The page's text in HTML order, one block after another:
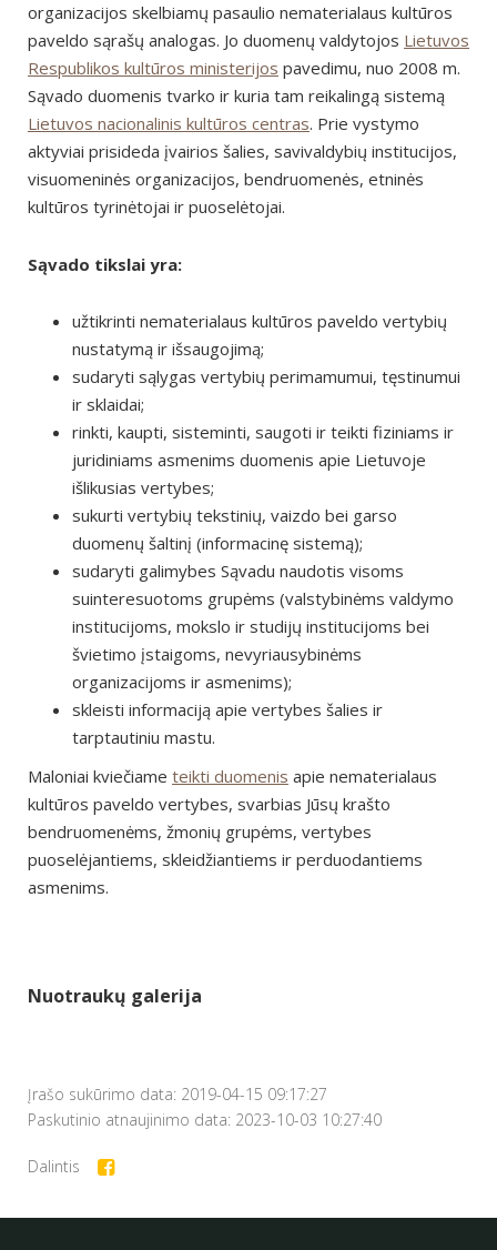
organizacijos skelbiamų pasaulio nematerialaus kultūros
paveldo sąrašų analogas. Jo duomenų valdytojos Lietuvos
Respublikos kultūros ministerijos pavedimu, nuo 2008 m.
Sąvado duomenis tvarko ir kuria tam reikalingą sistemą
Lietuvos nacionalinis kultūros centras. Prie vystymo
aktyviai prisideda įvairios šalies, savivaldybių institucijos,
visuomeninės organizacijos, bendruomenės, etninės
kultūros tyrinėtojai ir puoselėtojai.
Sąvado tikslai yra:
užtikrinti nematerialaus kultūros paveldo vertybių
nustatymą ir išsaugojimą;
sudaryti sąlygas vertybių perimamumui, tęstinumui
ir sklaidai;
rinkti, kaupti, sisteminti, saugoti ir teikti fiziniams ir
juridiniams asmenims duomenis apie Lietuvoje
išlikusias vertybes;
sukurti vertybių tekstinių, vaizdo bei garso
duomenų šaltinį (informacinę sistemą);
sudaryti galimybes Sąvadu naudotis visoms
suinteresuotoms grupėms (valstybinėms valdymo
institucijoms, mokslo ir studijų institucijoms bei
švietimo įstaigoms, nevyriausybinėms
organizacijoms ir asmenims);
skleisti informaciją apie vertybes šalies ir
tarptautiniu mastu.
Maloniai kviečiame teikti duomenis apie nematerialaus
kultūros paveldo vertybes, svarbias Jūsų krašto
bendruomenėms, žmonių grupėms, vertybes
puoselėjantiems, skleidžiantiems ir perduodantiems
asmenims.
Nuotraukų galerija
Įrašo sukūrimo data: 2019-04-15 09:17:27
Paskutinio atnaujinimo data: 2023-10-03 10:27:40
Dalintis